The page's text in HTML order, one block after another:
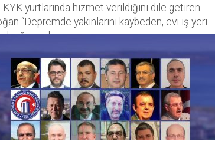
KYK yurtlarında hizmet verildiğini dile getiren
“Depremde yakınlarını kaybeden, evi iş yeri
öğrencilerin...